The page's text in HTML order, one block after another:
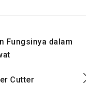
Percetakan
Buku
Fungsinya dalam
Cutter